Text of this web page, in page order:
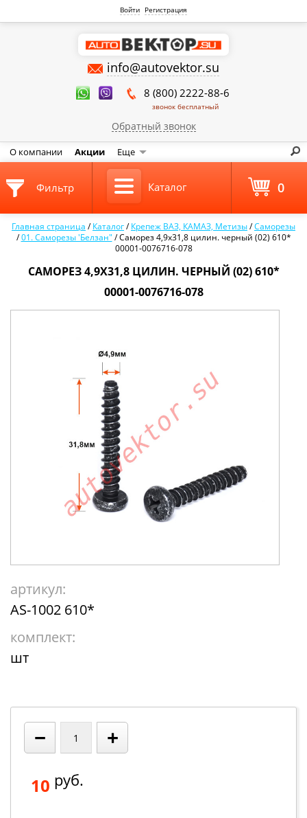
Войти Регистрация
info@autovektor.su
8 (800) 2222-88-6
звонок бесплатный
Обратный звонок
О компании Акции Еще
Главная страница /Каталог/Крепеж ВАЗ, КАМАЗ, Метизы/Саморезы
/01. Саморезы 'Белзан" /Саморез 4,9х31,8 цилин. черный (02) 610*
00001-0076716-078
САМОРЕЗ 4,9Х31,8 ЦИЛИН. ЧЕРНЫЙ (02) 610*
00001-0076716-078
артикул:
AS-1002 610*
комплект:
шт
− +
10 руб.
Фильтр Каталог 0